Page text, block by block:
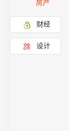
房产
财经
设计